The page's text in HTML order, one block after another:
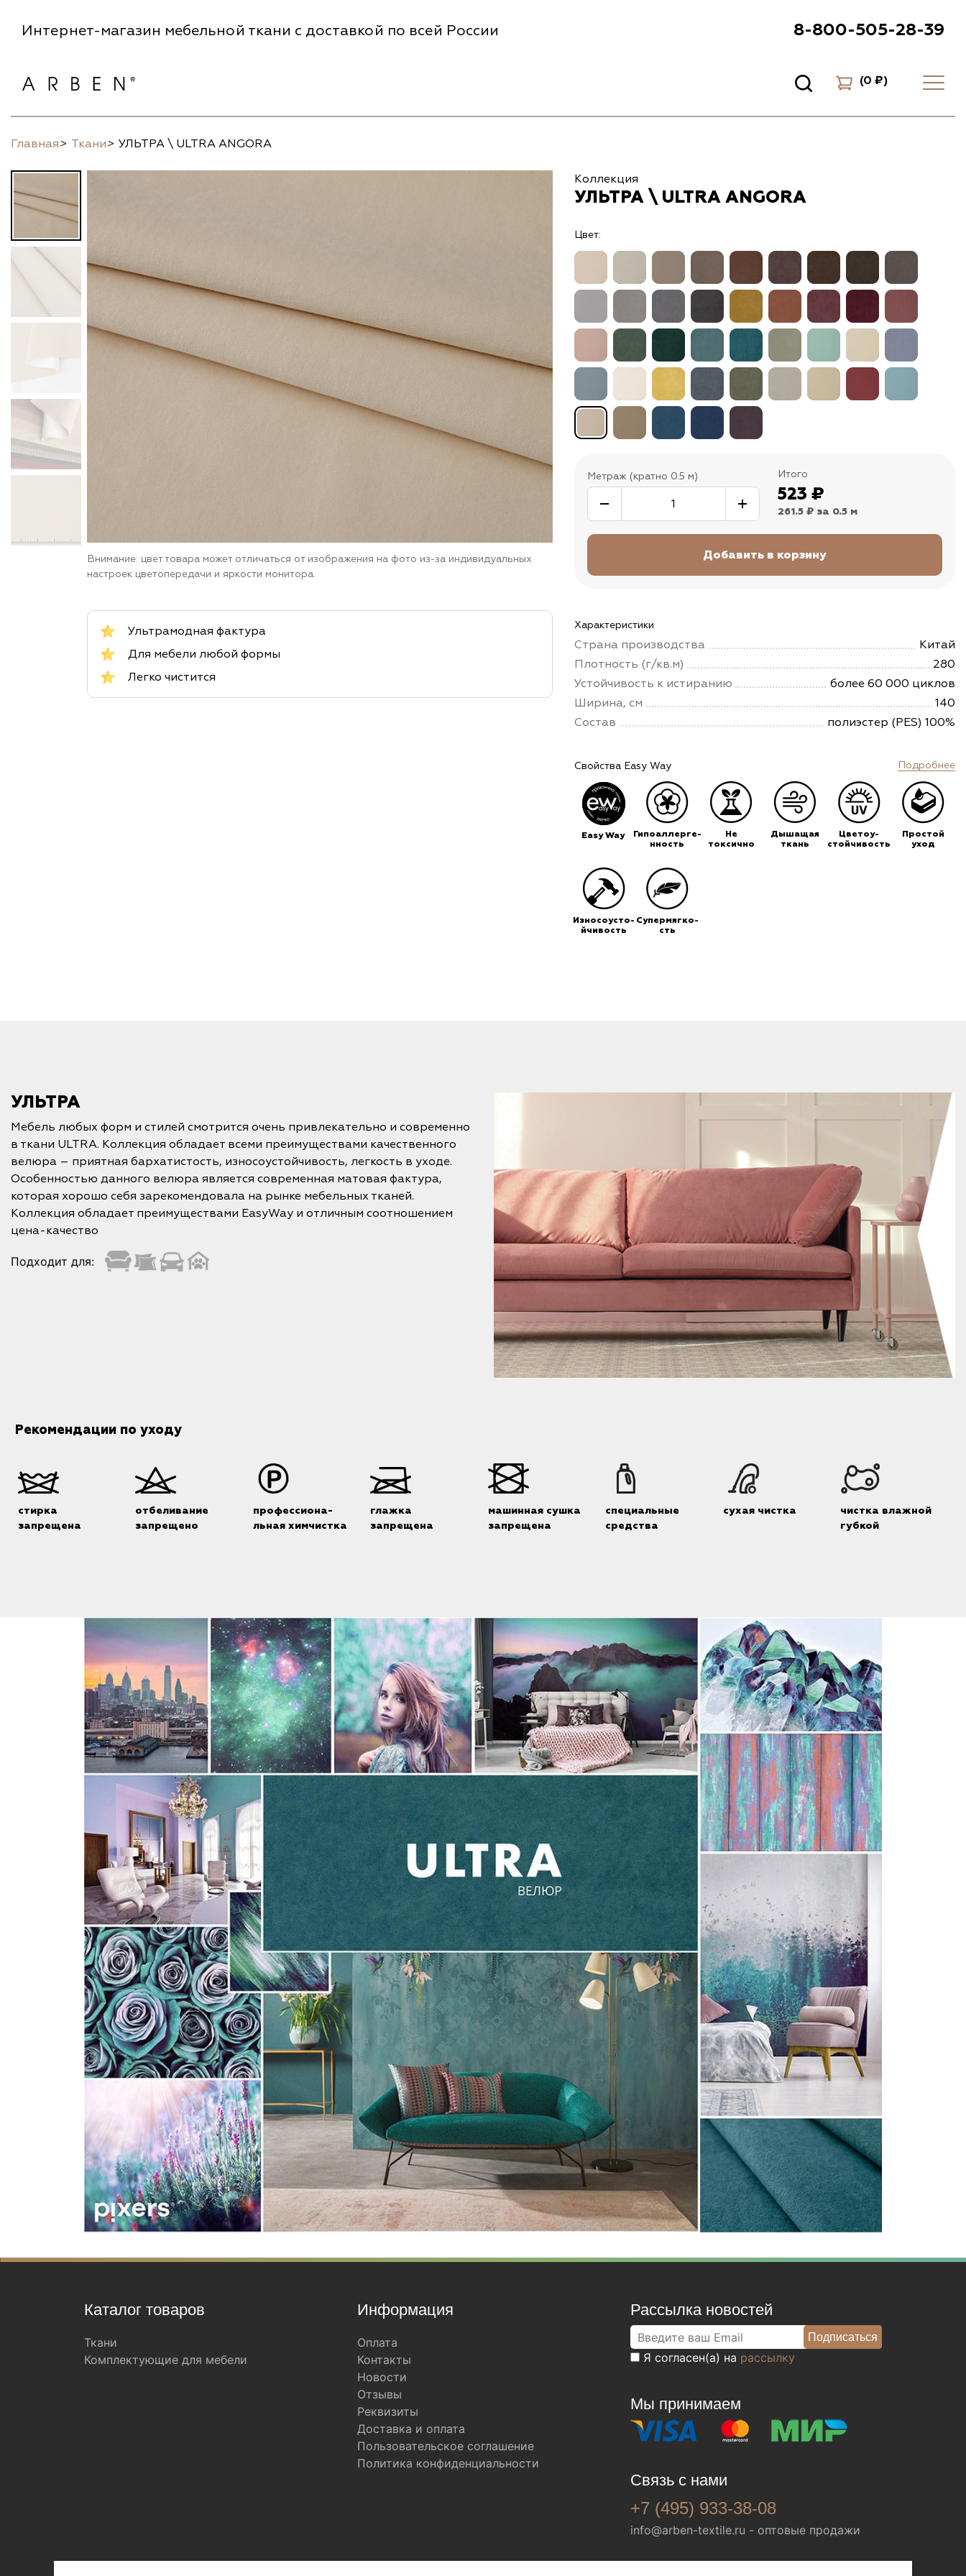
Интернет-магазин мебельной ткани с доставкой по всей России 8-800-505-28-39
(0 ₽)
Главная> Ткани> УЛЬТРА \ ULTRA ANGORA
Внимание: цвет товара может отличаться от изображения на фото из-за индивидуальных
настроек цветопередачи и яркости монитора.
Ультрамодная фактура
Для мебели любой формы
Легко чистится
Коллекция
УЛЬТРА \ ULTRA ANGORA
Цвет:
Метраж (кратно 0.5 м) Итого
523 ₽
261.5 ₽ за 0.5 м
Характеристики
Страна производства
Китай
Плотность (г/кв.м)
280
Устойчивость к истиранию
более 60 000 циклов
Ширина, см
140
Состав
полиэстер (PES) 100%
Свойства Easy Way Подробнее
Easy Way
Гипоаллерге-
нность
Не
токсично
Дышащая
ткань
Цветоу-
стойчивость
Простой
уход
Износоусто-
йчивость
Супермягко-
сть
УЛЬТРА
Мебель любых форм и стилей смотрится очень привлекательно и современно
в ткани ULTRA. Коллекция обладает всеми преимуществами качественного
велюра – приятная бархатистость, износоустойчивость, легкость в уходе.
Особенностью данного велюра является современная матовая фактура,
которая хорошо себя зарекомендовала на рынке мебельных тканей.
Коллекция обладает преимуществами EasyWay и отличным соотношением
цена-качество
Подходит для:
Рекомендации по уходу
стирка
запрещена
отбеливание
запрещено
профессиона-
льная химчистка
глажка
запрещена
машинная сушка
запрещена
специальные
средства
сухая чистка
чистка влажной
губкой
Каталог товаров
Ткани
Комплектующие для мебели
Информация
Оплата
Контакты
Новости
Отзывы
Реквизиты
Доставка и оплата
Пользовательское соглашение
Политика конфиденциальности
Рассылка новостей
Я согласен(а) на рассылку
Мы принимаем
Связь с нами
+7 (495) 933-38-08
info@arben-textile.ru - оптовые продажи